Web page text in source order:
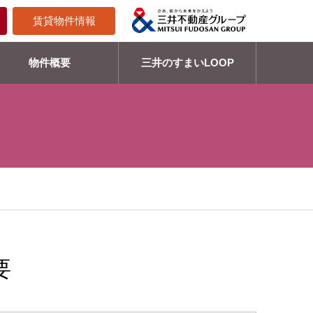
賃貸物件情報
物件概要 三井のすまいLOOP